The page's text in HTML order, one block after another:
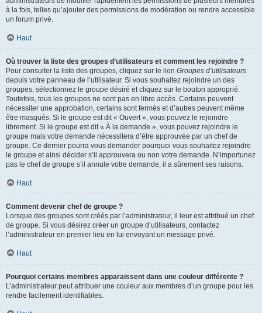
à la fois, telles qu’ajouter des permissions de modération ou rendre accessible
un forum privé.
Haut
Où trouver la liste des groupes d’utilisateurs et comment les rejoindre ?
Pour consulter la liste des groupes, cliquez sur le lien Groupes d’utilisateurs
depuis votre panneau de l’utilisateur. Si vous souhaitez rejoindre un des
groupes, sélectionnez le groupe désiré et cliquez sur le bouton approprié.
Toutefois, tous les groupes ne sont pas en libre accès. Certains peuvent
nécessiter une approbation, certains sont fermés et d’autres peuvent même
être masqués. Si le groupe est dit « Ouvert », vous pouvez le rejoindre
librement. Si le groupe est dit « À la demande », vous pouvez rejoindre le
groupe mais votre demande nécessitera d’être approuvée par un chef de
groupe. Ce dernier pourra vous demander pourquoi vous souhaitez rejoindre
le groupe et ainsi décider s’il approuvera ou non votre demande. N’importunez
pas le chef de groupe s’il annule votre demande, il a sûrement ses raisons.
Haut
Comment devenir chef de groupe ?
Lorsque des groupes sont créés par l’administrateur, il leur est attribué un chef
de groupe. Si vous désirez créer un groupe d’utilisateurs, contactez
l’administrateur en premier lieu en lui envoyant un message privé.
Haut
Pourquoi certains membres apparaissent dans une couleur différente ?
L’administrateur peut attribuer une couleur aux membres d’un groupe pour les
rendre facilement identifiables.